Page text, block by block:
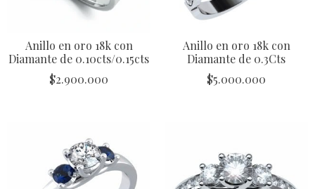
Anillo en oro 18k con
Diamante de 0.10cts/0.15cts
$2.900.000
Anillo en oro 18k con
Diamante de 0.3Cts
$5.000.000